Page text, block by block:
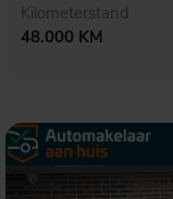
Kilometerstand
48.000 KM